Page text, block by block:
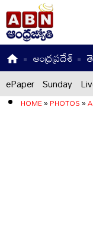
ఆంధ్రప్రదేశ్
ePaper Sunday
HOME»PHOTOS»